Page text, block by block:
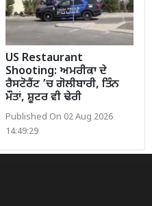
US Restaurant
Shooting: ਅਮਰੀਕਾ ਦੇ
ਰੈਸਟੋਰੈਂਟ ’ਚ ਗੋਲੀਬਾਰੀ, ਤਿੰਨ
ਮੌਤਾਂ, ਸ਼ੂਟਰ ਵੀ ਢੇਰੀ
Published On 02 Aug 2026
14:49:29